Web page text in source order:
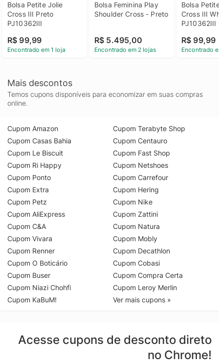
Bolsa Petite Jolie
Cross III Preto
PJ10362III
R$ 99,99
Encontrado em 1 loja
Bolsa Feminina Play
Shoulder Cross - Preto
R$ 5.495,00
Encontrado em 2 lojas
Bolsa
Cross III
PJ10362III
R$ 99,99
Encontrado
Mais descontos
Temos cupons disponíveis para economizar em suas compras
online.
Cupom Amazon
Cupom Casas Bahia
Cupom Le Biscuit
Cupom Ri Happy
Cupom Ponto
Cupom Extra
Cupom Petz
Cupom AliExpress
Cupom C&A
Cupom Vivara
Cupom Renner
Cupom O Boticário
Cupom Buser
Cupom Niazi Chohfi
Cupom KaBuM!
Cupom Terabyte Shop
Cupom Centauro
Cupom Fast Shop
Cupom Netshoes
Cupom Carrefour
Cupom Hering
Cupom Nike
Cupom Zattini
Cupom Natura
Cupom Mobly
Cupom Decathlon
Cupom Cobasi
Cupom Compra Certa
Cupom Leroy Merlin
Ver mais cupons »
Acesse cupons de desconto direto
no Chrome!